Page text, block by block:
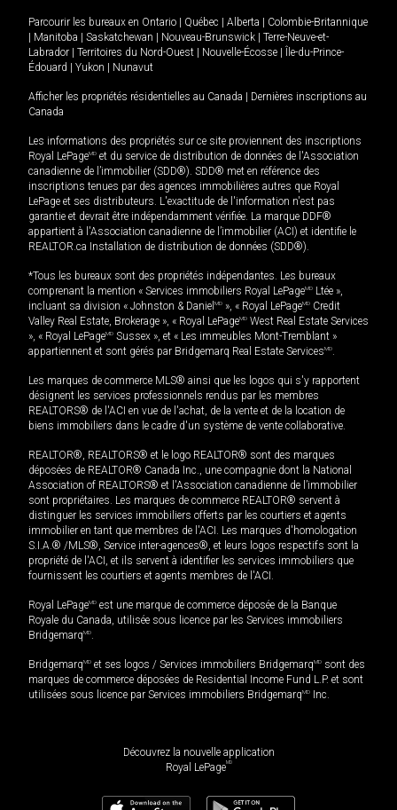
Parcourir les bureaux en Ontario Québec Alberta
Colombie-Britannique
Manitoba Saskatchewan Nouveau-Brunswick
Terre-Neuve-et-
Labrador
Territoires du Nord-Ouest Nouvelle-Écosse
Île-du-Prince-
Édouard
Yukon Nunavut
Afficher les propriétés résidentielles au Canada
Dernières inscriptions au
Canada
Les informations des propriétés sur ce site proviennent des inscriptions
Royal LePageMD et du service de distribution de données de l'Association
canadienne de l’immobilier (SDD®). SDD® met en référence des
inscriptions tenues par des agences immobilières autres que Royal
LePage et ses distributeurs. L'exactitude de l'information n'est pas
garantie et devrait être indépendamment vérifiée. La marque DDF®
appartient à l'Association canadienne de l’immobilier (ACI) et identifie le
REALTOR.ca Installation de distribution de données (SDD®).
*Tous les bureaux sont des propriétés indépendantes. Les bureaux
comprenant la mention « Services immobiliers Royal LePageMD Ltée »,
incluant sa division « Johnston & Daniel MD », « Royal LePageMD Credit
Valley Real Estate, Brokerage », « Royal LePageMD West Real Estate Services
», « Royal LePageMD Sussex », et « Les immeubles Mont-Tremblant »
appartiennent et sont gérés par Bridgemarq Real Estate ServicesMD.
Les marques de commerce MLS® ainsi que les logos qui s'y rapportent
désignent les services professionnels rendus par les membres
REALTORS® de l'ACI en vue de l'achat, de la vente et de la location de
biens immobiliers dans le cadre d'un système de vente collaborative.
REALTOR®, REALTORS® et le logo REALTOR® sont des marques
déposées de REALTOR® Canada Inc., une compagnie dont la National
Association of REALTORS® et l'Association canadienne de l’immobilier
sont propriétaires. Les marques de commerce REALTOR® servent à
distinguer les services immobiliers offerts par les courtiers et agents
immobilier en tant que membres de l'ACI. Les marques d'homologation
S.I.A.® /MLS®, Service inter-agences®, et leurs logos respectifs sont la
propriété de l'ACI, et ils servent à identifier les services immobiliers que
fournissent les courtiers et agents membres de l'ACI.
Royal LePageMD est une marque de commerce déposée de la Banque
Royale du Canada, utilisée sous licence par les Services immobiliers
BridgemarqMD.
BridgemarqMD et ses logos / Services immobiliers BridgemarqMD sont des
marques de commerce déposées de Residential Income Fund L.P. et sont
utilisées sous licence par Services immobiliers BridgemarqMD Inc.
Découvrez la nouvelle application
Royal LePageMD